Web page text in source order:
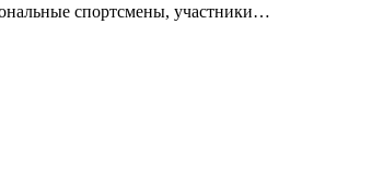
спортсмены, участники…